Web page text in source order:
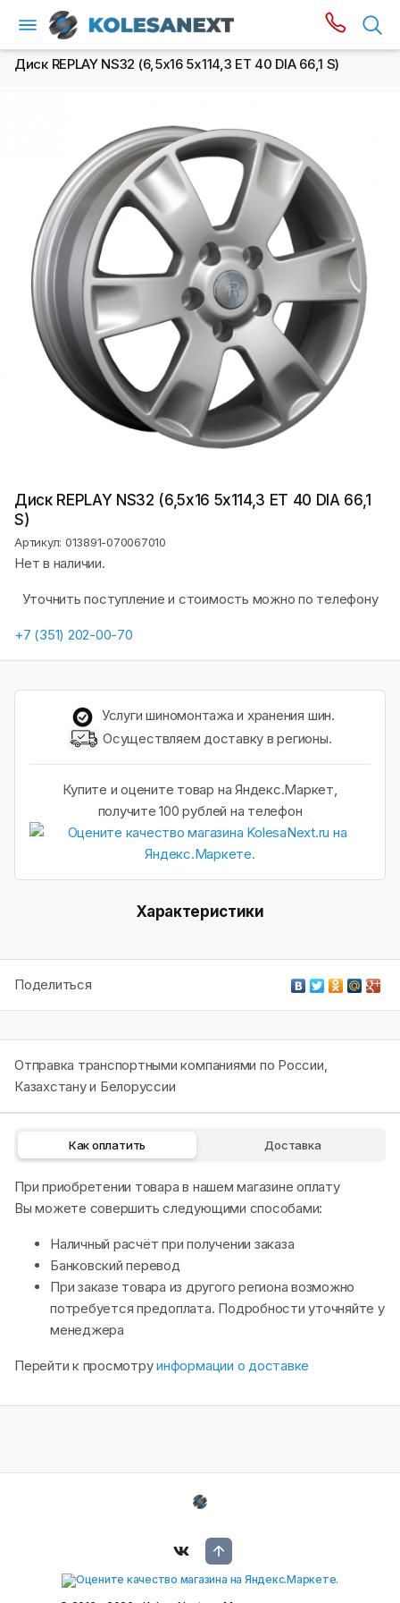
Диск REPLAY NS32 (6,5х16 5x114,3 ET 40 DIA 66,1 S)
Диск REPLAY NS32 (6,5х16 5x114,3 ET 40 DIA 66,1
S)
Артикул: 013891-070067010
Нет в наличии.
Уточнить поступление и стоимость можно по телефону
+7 (351) 202-00-70
Услуги шиномонтажа и хранения шин.
Осуществляем доставку в регионы.
Купите и оцените товар на Яндекс.Маркет,
получите 100 рублей на телефон
Характеристики
Поделиться
Отправка транспортными компаниями по России,
Казахстану и Белоруссии
Как оплатить Доставка
При приобретении товара в нашем магазине оплату
Вы можете совершить следующими способами:
Наличный расчёт при получении заказа
Банковский перевод
При заказе товара из другого региона возможно
потребуется предоплата. Подробности уточняйте у
менеджера
Перейти к просмотруинформации о доставке